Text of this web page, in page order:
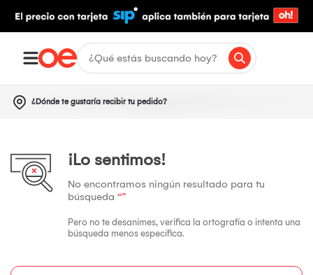
¿Dónde te gustaría recibir tu pedido?
¡Lo sentimos!
No encontramos ningún resultado para tu
búsqueda “”
Pero no te desanimes, verifica la ortografía o intenta una
búsqueda menos específica.